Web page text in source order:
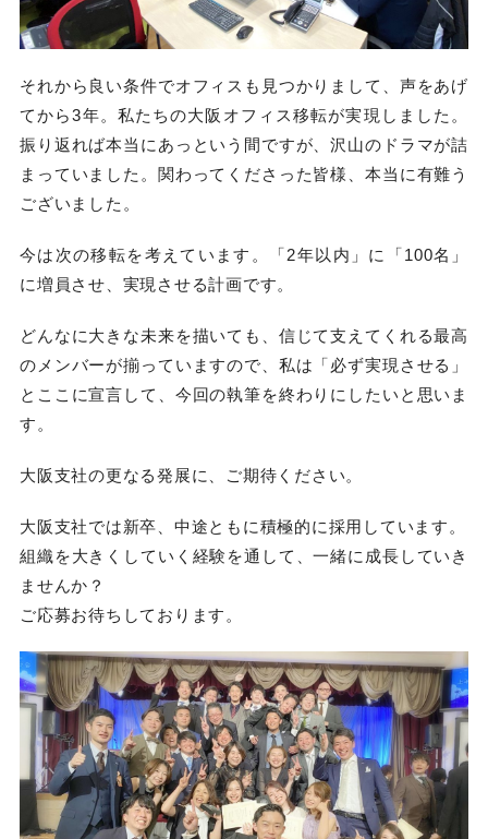
それから良い条件でオフィスも見つかりまして、声をあげ
てから3年。私たちの大阪オフィス移転が実現しました。
振り返れば本当にあっという間ですが、沢山のドラマが詰
まっていました。関わってくださった皆様、本当に有難う
ございました。
今は次の移転を考えています。「2年以内」に「100名」
に増員させ、実現させる計画です。
どんなに大きな未来を描いても、信じて支えてくれる最高
のメンバーが揃っていますので、私は「必ず実現させる」
とここに宣言して、今回の執筆を終わりにしたいと思いま
す。
大阪支社の更なる発展に、ご期待ください。
大阪支社では新卒、中途ともに積極的に採用しています。
組織を大きくしていく経験を通して、一緒に成長していき
ませんか？
ご応募お待ちしております。